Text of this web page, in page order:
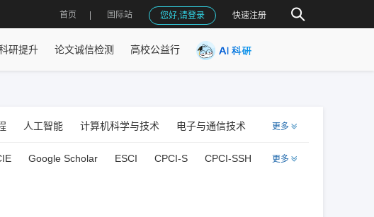
首页 国际站 您好,请登录 快速注册
研提升 论文诚信检测 高校公益行
人工智能 计算机科学与技术 电子与通信技术 更多
Google Scholar ESCI CPCI-S CPCI-SSH 更多